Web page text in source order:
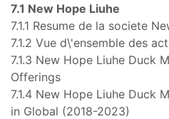
7.1 New Hope Liuhe
7.1.1 Resume de la societe
7.1.2 Vue d\'ensemble des
7.1.3 New Hope Liuhe Duck
Offerings
7.1.4 New Hope Liuhe Duck
in Global (2018-2023)